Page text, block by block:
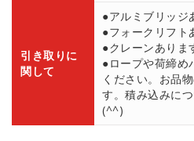
引き取りに
関して
●アルミブリッジ
●フォークリフト
●クレーンありま
●ロープや荷締め
ください。お品
す。積み込みに
(^^)